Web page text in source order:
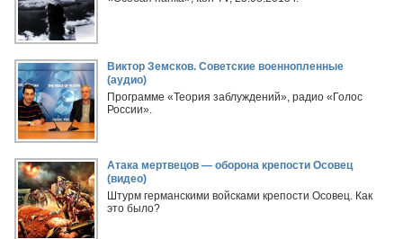
Виктор Земсков. Советские военнопленные
(аудио)
Программе «Теория заблуждений», радио «Голос
России».
Атака мертвецов — оборона крепости Осовец
(видео)
Штурм германскими войсками крепости Осовец. Как
это было?